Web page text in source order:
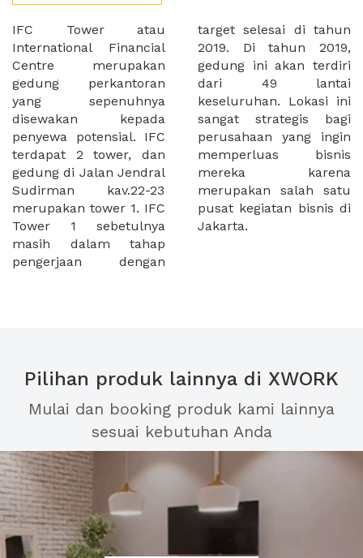
IFC Tower atau
International Financial
Centre merupakan
gedung perkantoran
yang sepenuhnya
disewakan kepada
penyewa potensial. IFC
terdapat 2 tower, dan
gedung di Jalan Jendral
Sudirman kav.22-23
merupakan tower 1. IFC
Tower 1 sebetulnya
masih dalam tahap
pengerjaan dengan
target selesai di tahun
2019. Di tahun 2019,
gedung ini akan terdiri
dari 49 lantai
keseluruhan. Lokasi ini
sangat strategis bagi
perusahaan yang ingin
memperluas bisnis
mereka karena
merupakan salah satu
pusat kegiatan bisnis di
Jakarta.
Pilihan produk lainnya di XWORK
Mulai dan booking produk kami lainnya
sesuai kebutuhan Anda